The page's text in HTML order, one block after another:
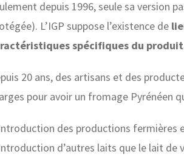
depuis 1996, seule sa version
L’IGP suppose l’existence de
spécifiques du produit
20 ans, des artisans et des
pour avoir un fromage Pyrénéen
des productions fermières
d’autres laits que le lait de